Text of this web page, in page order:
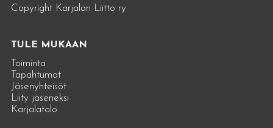
Copyright Karjalan Liitto ry
TULE MUKAAN
Toiminta
Tapahtumat
Jäsenyhteisöt
Liity jäseneksi
Karjalatalo